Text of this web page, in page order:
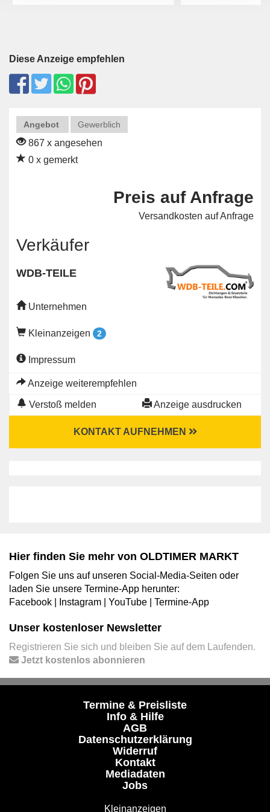
Diese Anzeige empfehlen
Angebot Gewerblich
867 x angesehen
0 x gemerkt
Preis auf Anfrage
Versandkosten auf Anfrage
Verkäufer
WDB-TEILE
Unternehmen
Kleinanzeigen 2
Impressum
Anzeige weiterempfehlen
Verstoß melden Anzeige ausdrucken
KONTAKT AUFNEHMEN
Hier finden Sie mehr von OLDTIMER MARKT
Folgen Sie uns auf unseren Social-Media-Seiten oder
laden Sie unsere Termine-App herunter:
Facebook
Instagram YouTube Termine-App
Unser kostenloser Newsletter
Registrieren Sie sich und bleiben Sie auf dem Laufenden.
Jetzt kostenlos abonnieren
Termine & Preisliste
Info & Hilfe
AGB
Datenschutzerklärung
Widerruf
Kontakt
Mediadaten
Jobs
Kleinanzeigen